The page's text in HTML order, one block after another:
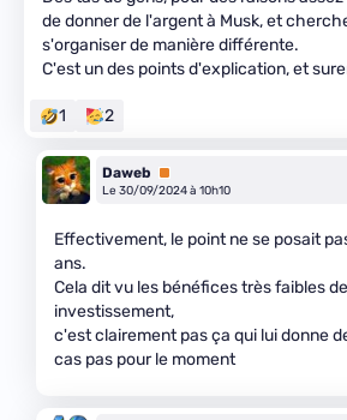
de donner de l'argent à Musk, et
s'organiser de manière différente.
C'est un des points d'explication, et
1 2
Daweb
Premium
Le 30/09/2024 à 10h10
Effectivement, le point ne se posait
ans.
Cela dit vu les bénéfices très faibles
investissement,
c'est clairement pas ça qui lui donne
cas pas pour le moment